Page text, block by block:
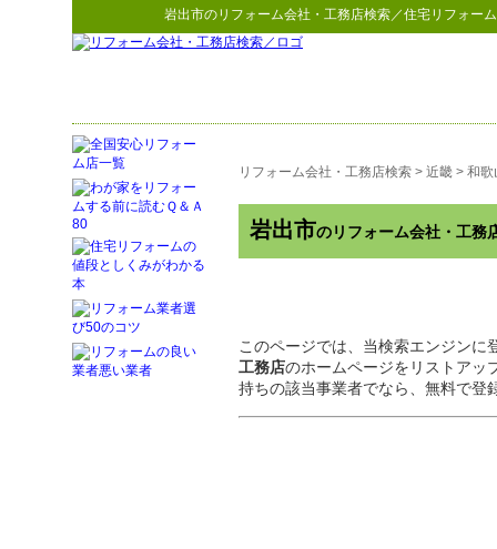
岩出市のリフォーム会社・工務店検索／住宅リフォー
リフォーム会社・工務店検索 > 近畿 > 和歌
岩出市のリフォーム会社・工務
このページでは、当検索エンジンに
工務店のホームページをリストア
持ちの該当事業者でなら、無料で登